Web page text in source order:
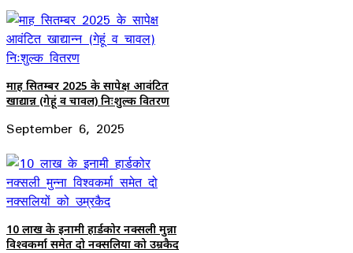
माह सितम्बर 2025 के सापेक्ष आवंटित
खाद्यान्न (गेहूं व चावल) निःशुल्क वितरण
September 6, 2025
10 लाख के इनामी हार्डकोर नक्सली मुन्ना
विश्वकर्मा समेत दो नक्सलियों को उम्रकैद